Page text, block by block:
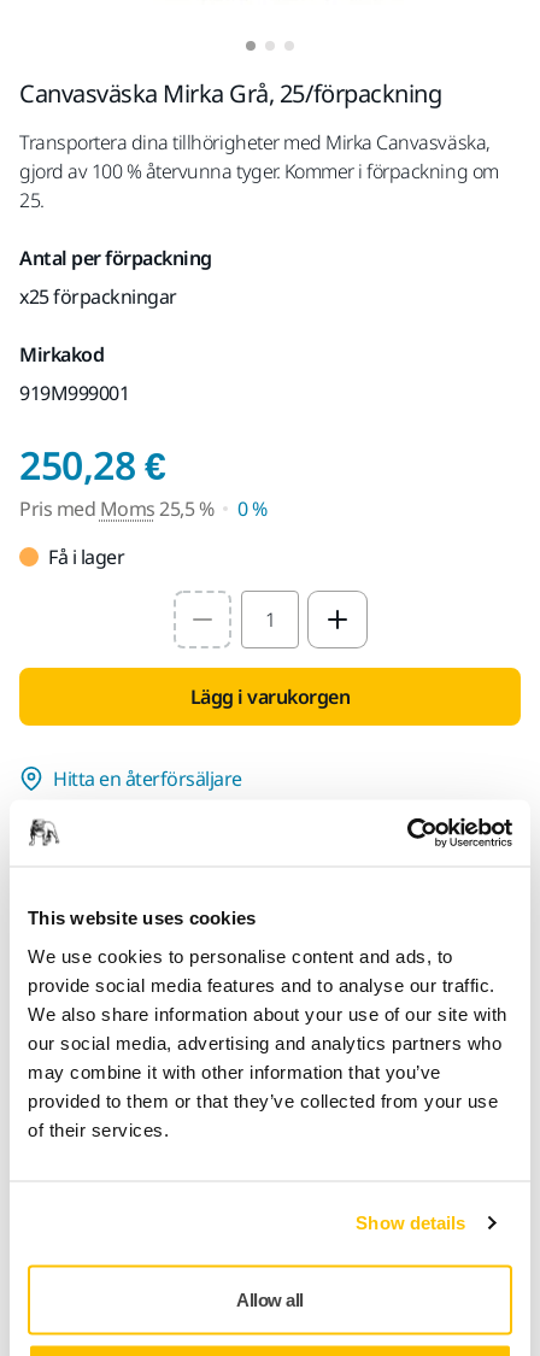
This website uses cookies
We use cookies to personalise content and ads, to
provide social media features and to analyse our traffic.
We also share information about your use of our site with
our social media, advertising and analytics partners who
may combine it with other information that you’ve
provided to them or that they’ve collected from your use
of their services.
Show details
Allow all
Canvasväska Mirka Grå, 25/förpackning
Transportera dina tillhörigheter med Mirka Canvasväska,
gjord av 100 % återvunna tyger. Kommer i förpackning om
25.
Antal per förpackning
x25 förpackningar
Mirkakod
919M999001
250,28 €Pris med Moms 25,5
Pris med Moms25,5 %
0 %
Få i lager
Select quantity value
Lägg i varukorgen
Hitta en återförsäljare
TILLHANDAHÅLLS FÖR DIG
Snabb leverans
Fri frakt över 49.90€ inkl.moms
Säker kortbetalning
Uppföljning av försändelse
Gör en retur enkelt på www.mirka.com/sv-
fi/support/returnera-en-vara/
gjord av 100 % återvunna tyger. Kommer i förpackning om
25.